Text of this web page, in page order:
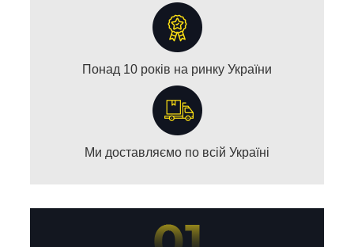
Понад 10 років на ринку України
Ми доставляємо по всій Україні